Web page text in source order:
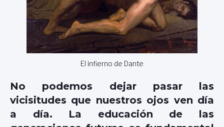
El infierno de Dante
No podemos dejar pasar las
vicisitudes que nuestros ojos ven día
a día. La educación de las